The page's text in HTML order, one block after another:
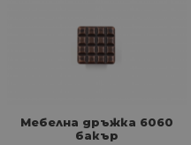
Мебелна дръжка 6060
бакър